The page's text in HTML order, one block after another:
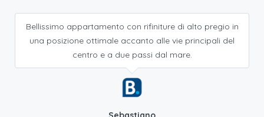
Bellissimo appartamento con rifiniture di alto pregio in
una posizione ottimale accanto alle vie principali del
centro e a due passi dal mare.